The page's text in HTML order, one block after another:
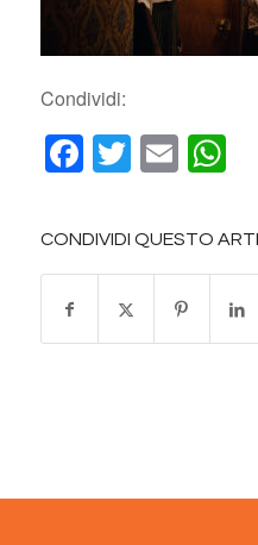
Condividi:
Facebook
Twitter
Email
CONDIVIDI QUESTO